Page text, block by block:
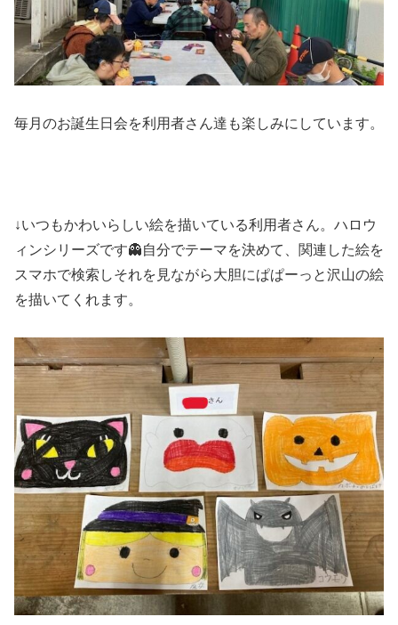
毎月のお誕生日会を利用者さん達も楽しみにしています。
↓いつもかわいらしい絵を描いている利用者さん。ハロウ
ィンシリーズです👻自分でテーマを決めて、関連した絵を
スマホで検索しそれを見ながら大胆にぱぱーっと沢山の絵
を描いてくれます。